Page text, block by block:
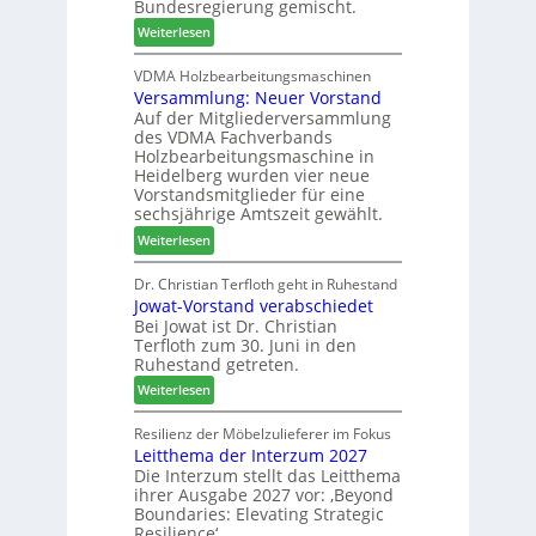
6
c
h
e
r
z
a
h
l
e
n
t
h
i
l
t
b
e
i
P
r
o
u
k
t
s
u
c
e
Bundesregierung gemischt.
Weiterlesen:
H
D
H
f
o
r
d
e
r
t
N
a
c
h
b
e
s
s
e
r
u
n
g
VDMA Holzbearbeitungsmaschinen
Versammlung: Neuer Vorstand
Auf der Mitgliederversammlung
des VDMA Fachverbands
Holzbearbeitungsmaschine in
Heidelberg wurden vier neue
Vorstandsmitglieder für eine
sechsjährige Amtszeit gewählt.
Weiterlesen:
V
e
r
s
a
m
m
l
u
n
g
:
N
Dr. Christian Terfloth geht in Ruhestand
Jowat-Vorstand verabschiedet
Bei Jowat ist Dr. Christian
Terfloth zum 30. Juni in den
Ruhestand getreten.
Weiterlesen:
J
o
w
a
t
-
Resilienz der Möbelzulieferer im Fokus
Leitthema der Interzum 2027
Die Interzum stellt das Leitthema
ihrer Ausgabe 2027 vor: ‚Beyond
Boundaries: Elevating Strategic